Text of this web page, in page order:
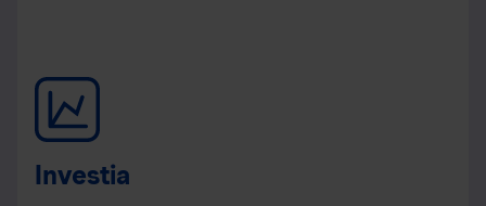
Investia